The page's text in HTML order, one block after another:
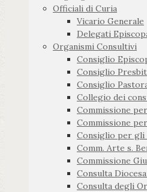
Officiali di Curia
Vicario Generale
Delegati
Organismi Consultivi
Consiglio
Consiglio
Consiglio
Collegio dei
Commissione
Commissione
Consiglio per gli
Comm. Arte s.
Commissione
Consulta
Consulta degli